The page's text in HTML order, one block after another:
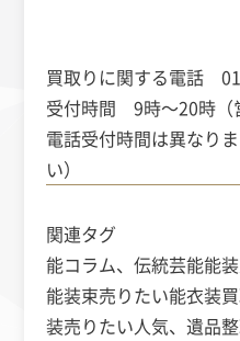
買取りに関する電話
受付時間 9時～20時（
電話受付時間は異なり
い）
関連タグ
能コラム、伝統芸能能
能装束売りたい能衣装
装売りたい人気、遺品